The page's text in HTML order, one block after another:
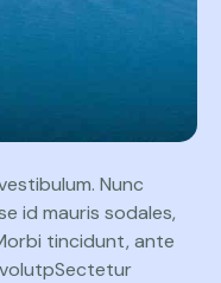
Nunc
id mauris sodales,
tincidunt, ante